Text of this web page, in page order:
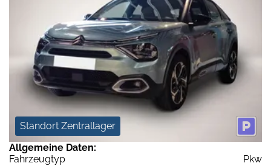
Standort Zentrallager
Allgemeine Daten:
Fahrzeugtyp
Pkw